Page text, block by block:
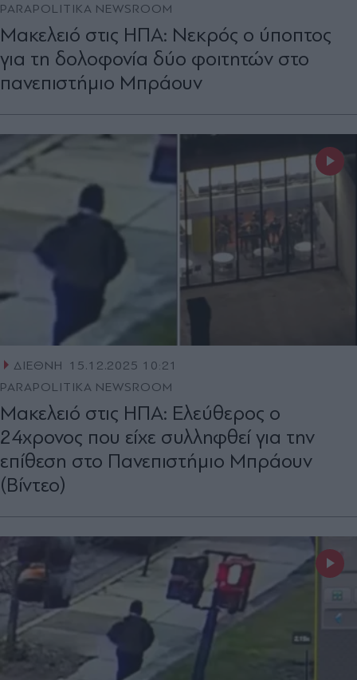
PARAPOLITIKA NEWSROOM
Μακελειό στις ΗΠΑ: Νεκρός ο ύποπτος
για τη δολοφονία δύο φοιτητών στο
πανεπιστήμιο Μπράουν
ΔΙΕΘΝΗ
15.12.2025 10:21
PARAPOLITIKA NEWSROOM
Μακελειό στις ΗΠΑ: Ελεύθερος ο
24χρονος που είχε συλληφθεί για την
επίθεση στο Πανεπιστήμιο Μπράουν
(Βίντεο)